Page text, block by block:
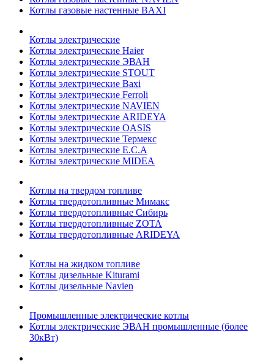
Котлы газовые настенные BAXI
Котлы электрические
Котлы электрические Haier
Котлы электрические ЭВАН
Котлы электрические STOUT
Котлы электрические Baxi
Котлы электрические Ferroli
Котлы электрические NAVIEN
Котлы электрические ARIDEYA
Котлы электрические OASIS
Котлы электрические Термекс
Котлы электрические E.C.A
Котлы электрические MIDEA
Котлы на твердом топливе
Котлы твердотопливные Мимакс
Котлы твердотопливные Сибирь
Котлы твердотопливные ZOTA
Котлы твердотопливные ARIDEYA
Котлы на жидком топливе
Котлы дизельные Kiturami
Котлы дизельные Navien
Промышленные электрические котлы
Котлы электрические ЭВАН промышленные (более
30кВт)